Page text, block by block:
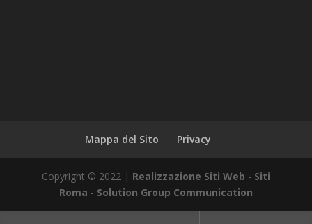
Mappa del Sito Privacy
Copyright © 2022 | Realizzazione Siti Web - Siti
Roma - Solution Group Communication